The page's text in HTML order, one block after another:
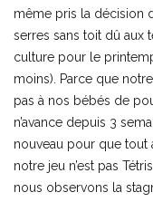
même pris la décision
serres sans toit dû aux
culture pour le
moins). Parce que
pas à nos bébés de
n’avance depuis 3
nouveau pour que tout
notre jeu n’est pas
nous observons la